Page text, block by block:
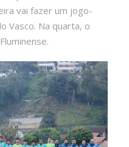
vai fazer um jogo-
Vasco. Na quarta, o